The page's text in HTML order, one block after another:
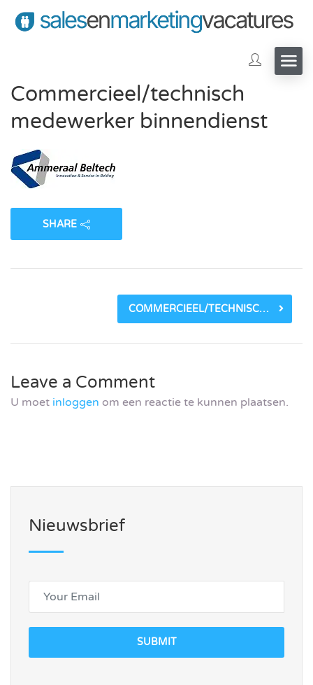
Commercieel/technisch
medewerker binnendienst
SHARE
COMMERCIEEL/TECHNISCH MEDEWERKER BINNENDIENST
Leave a Comment
U moet inloggen om een reactie te kunnen plaatsen.
Nieuwsbrief
SUBMIT